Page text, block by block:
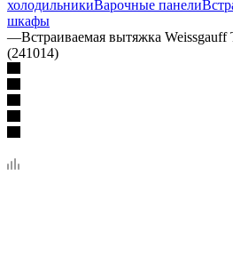
холодильникиВарочные панели
шкафы
—Встраиваемая вытяжка
(241014)